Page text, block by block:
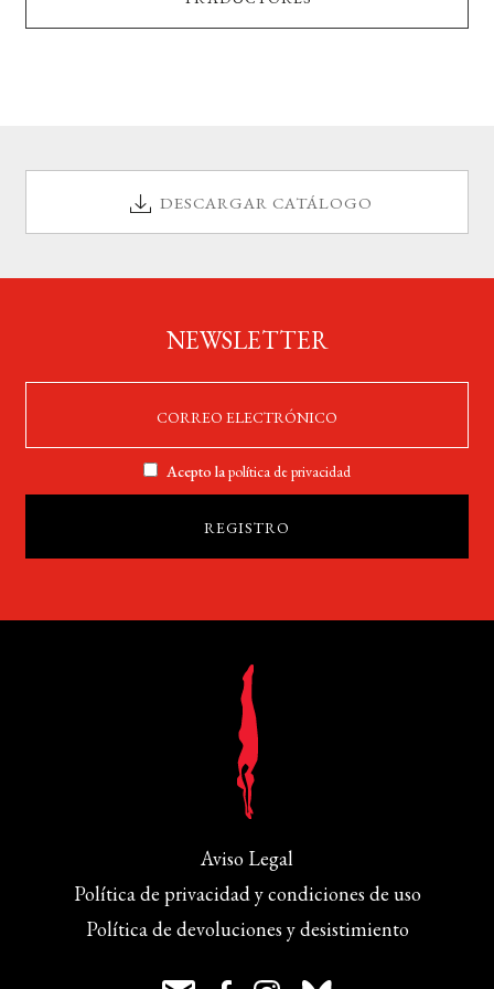
DESCARGAR CATÁLOGO
NEWSLETTER
Acepto lapolítica de privacidad
Aviso Legal
Política de privacidad y condiciones de uso
Política de devoluciones y desistimiento